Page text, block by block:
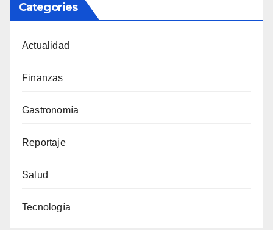
Categories
Actualidad
Finanzas
Gastronomía
Reportaje
Salud
Tecnología